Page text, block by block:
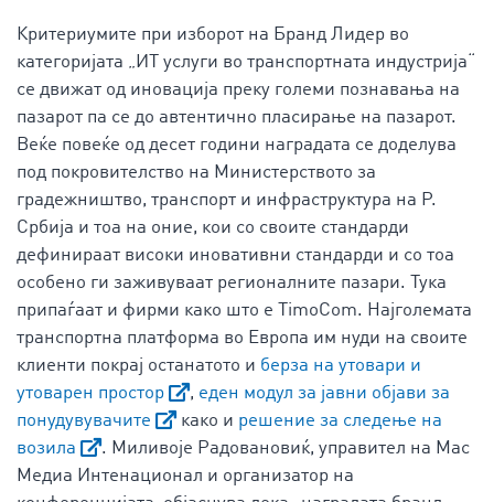
Критериумите при изборот на Бранд Лидер во
категоријата „ИТ услуги во транспортната индустрија“
се движат од иновација преку големи познавања на
пазарот па се до автентично пласирање на пазарот.
Веќе повеќе од десет години наградата се доделува
под покровителство на Министерството за
градежништво, транспорт и инфраструктура на Р.
Србија и тоа на оние, кои со своите стандарди
дефинираат високи иновативни стандарди и со тоа
особено ги заживуваат регионалните пазари. Тука
припаѓаат и фирми како што е TimoCom. Најголемата
транспортна платформа во Европа им нуди на своите
клиенти покрај останатото и берза на утовари и
утоварен простор
, еден модул за јавни објави за
понудувувачите
како и решение за следење на
возила
. Миливоје Радовановиќ, управител на Мас
Медиа Интенационал и организатор на